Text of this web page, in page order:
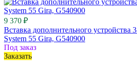
9 370 ₽
Вставка дополнительного устройства
System 55 Gira, G540900
Под заказ
Заказать